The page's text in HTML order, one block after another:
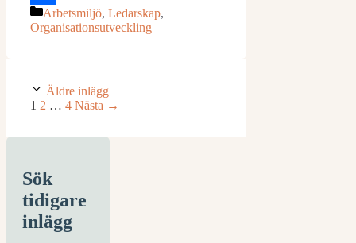
DelaKategorier
Arbetsmiljö, Ledarskap,
Organisationsutveckling
Äldre inlägg
Sida
1 Sida
2 … Sida
4 Nästa →
Sök
tidigare
inlägg